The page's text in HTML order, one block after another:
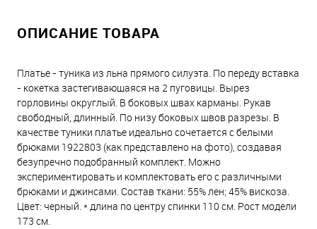
ОПИСАНИЕ ТОВАРА
Платье - туника из льна прямого силуэта. По переду вставка
- кокетка застегивающаяся на 2 пуговицы. Вырез
горловины округлый. В боковых швах карманы. Рукав
свободный, длинный. По низу боковых швов разрезы. В
качестве туники платье идеально сочетается с белыми
брюками 1922803 (как представлено на фото), создавая
безупречно подобранный комплект. Можно
экспериментировать и комплектовать его с различными
брюками и джинсами. Состав ткани: 55% лен; 45% вискоза.
Цвет: черный. * длина по центру спинки 110 см. Рост модели
173 см.